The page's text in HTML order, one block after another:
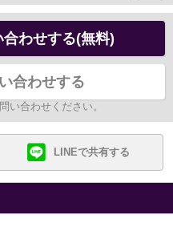
わせする(無料)
合わせする
い合わせください。
LINEで共有する